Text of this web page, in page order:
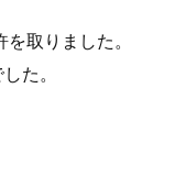
取りました。
た。